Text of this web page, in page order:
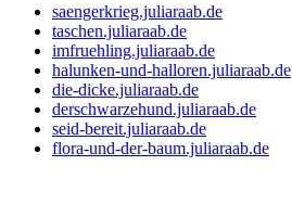
saengerkrieg.juliaraab.de
taschen.juliaraab.de
imfruehling.juliaraab.de
halunken-und-halloren.juliaraab.de
die-dicke.juliaraab.de
derschwarzehund.juliaraab.de
seid-bereit.juliaraab.de
flora-und-der-baum.juliaraab.de